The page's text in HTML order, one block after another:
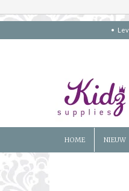
HOME NIEUW